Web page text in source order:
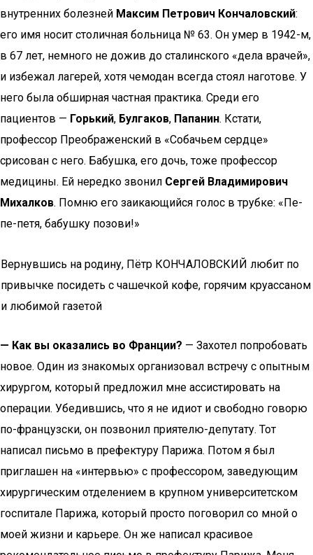
внутренних болезней Максим Петрович Кончаловский:
его имя носит столичная больница № 63. Он умер в 1942-м,
в 67 лет, немного не дожив до сталинского «дела врачей»,
и избежал лагерей, хотя чемодан всегда стоял наготове. У
него была обширная частная практика. Среди его
пациентов — Горький, Булгаков, Папанин. Кстати,
профессор Преображенский в «Собачьем сердце»
срисован с него. Бабушка, его дочь, тоже профессор
медицины. Ей нередко звонил Сергей Владимирович
Михалков. Помню его заикающийся голос в трубке: «Пе-
пе-петя, бабушку позови!»
Вернувшись на родину, Пётр КОНЧАЛОВСКИЙ любит по
привычке посидеть с чашечкой кофе, горячим круассаном
и любимой газетой
— Как вы оказались во Франции? — Захотел попробовать
новое. Один из знакомых организовал встречу с опытным
хирургом, который предложил мне ассистировать на
операции. Убедившись, что я не идиот и свободно говорю
по-французски, он позвонил приятелю-депутату. Тот
написал письмо в префектуру Парижа. Потом я был
приглашен на «интервью» с профессором, заведующим
хирургическим отделением в крупном университетском
госпитале Парижа, который просто поговорил со мной о
моей жизни и карьере. Он же написал красивое